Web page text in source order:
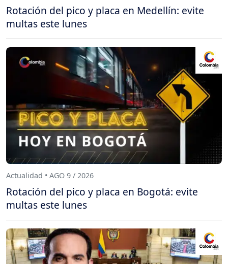
Rotación del pico y placa en Medellín: evite
multas este lunes
Actualidad • AGO 9 / 2026
Rotación del pico y placa en Bogotá: evite
multas este lunes